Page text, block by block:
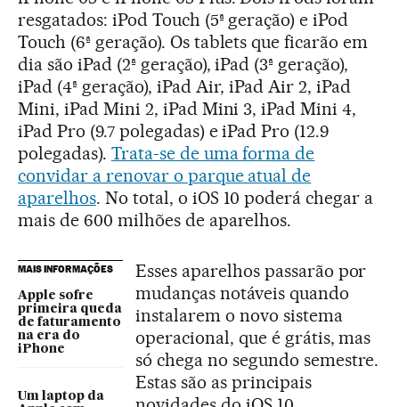
resgatados: iPod Touch (5ª geração) e iPod
Touch (6ª geração). Os tablets que ficarão em
dia são iPad (2ª geração), iPad (3ª geração),
iPad (4ª geração), iPad Air, iPad Air 2, iPad
Mini, iPad Mini 2, iPad Mini 3, iPad Mini 4,
iPad Pro (9.7 polegadas) e iPad Pro (12.9
polegadas). Trata-se de uma forma de
convidar a renovar o parque atual de
aparelhos. No total, o iOS 10 poderá chegar a
mais de 600 milhões de aparelhos.
MAIS INFORMAÇÕES
Apple sofre
primeira queda
de faturamento
na era do
iPhone
Um laptop da
Esses aparelhos passarão por
mudanças notáveis quando
instalarem o novo sistema
operacional, que é grátis, mas
só chega no segundo semestre.
Estas são as principais